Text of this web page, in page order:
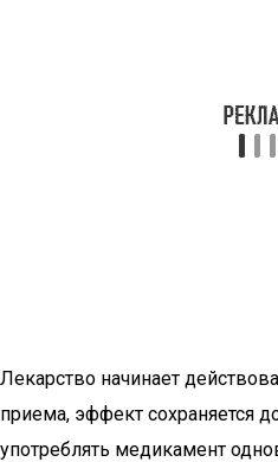
Лекарство начинает
приема, эффект сохраняется
употреблять медикамент